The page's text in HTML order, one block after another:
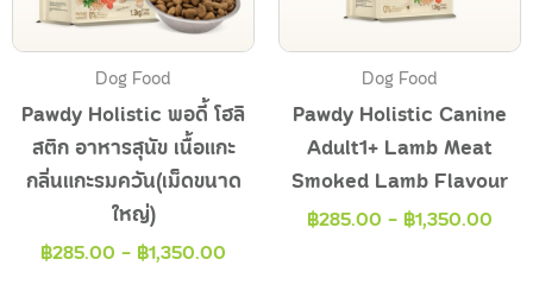
Dog Food
Pawdy Holistic พอดี้ โฮลิ
สติก อาหารสุนัข เนื้อแกะ
กลิ่นแกะรมควัน(เม็ดขนาด
ใหญ่)
฿285.00 - ฿1,350.00
Dog Food
Pawdy Holistic Canine
Adult1+ Lamb Meat
Smoked Lamb Flavour
฿285.00 - ฿1,350.00